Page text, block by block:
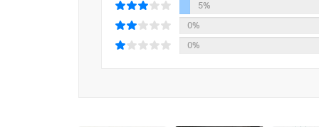
지속적으로 고민하며 답을 찾아 나가게 될 것이다
『명견만리』는 각종 트렌드와 사례, 데이터를 통
5%
0%
0%